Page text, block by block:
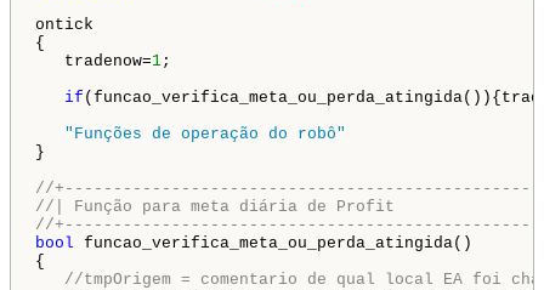
ontick
{
tradenow=1;
if
"Funções de operação do robô"
}
//
//| Função para meta diária de Profit
//
bool funcao_verifica_meta_ou_perda_atingida()
{
//tmpOrigem = comentario de qual local EA foi